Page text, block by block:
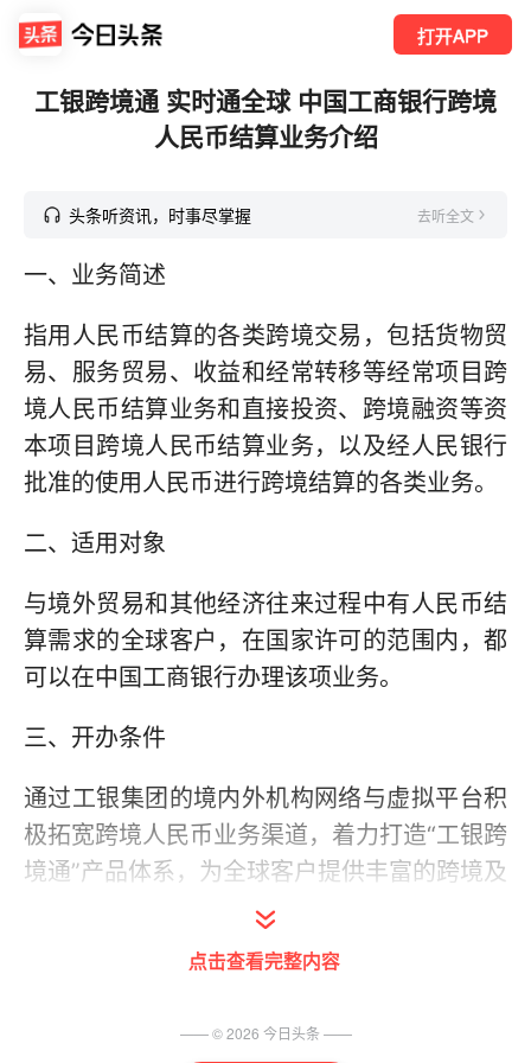
打开APP
工银跨境通 实时通全球 中国工商银行跨境
人民币结算业务介绍
头条听资讯，时事尽掌握 去听全文
一、业务简述
指用人民币结算的各类跨境交易，包括货物贸
易、服务贸易、收益和经常转移等经常项目跨
境人民币结算业务和直接投资、跨境融资等资
本项目跨境人民币结算业务，以及经人民银行
批准的使用人民币进行跨境结算的各类业务。
二、适用对象
与境外贸易和其他经济往来过程中有人民币结
算需求的全球客户，在国家许可的范围内，都
可以在中国工商银行办理该项业务。
三、开办条件
通过工银集团的境内外机构网络与虚拟平台积
极拓宽跨境人民币业务渠道，着力打造“工银跨
境通”产品体系，为全球客户提供丰富的跨境及
离、在岸人民币金融服务。包括结算融资类产
品、理财增值类产品、跨境人民币担保类产
询及服务方案定制、业务培训等。
点击查看完整内容
—— ©2026 今日头条 ——